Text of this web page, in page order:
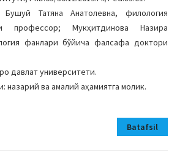
Бушуй Татяна Анатолевна, филология
Мукҳитдинова Назира
фанлари бўйича фалсафа доктори
давлат университети.
назарий ва амалий аҳамиятга молик.
Batafsil